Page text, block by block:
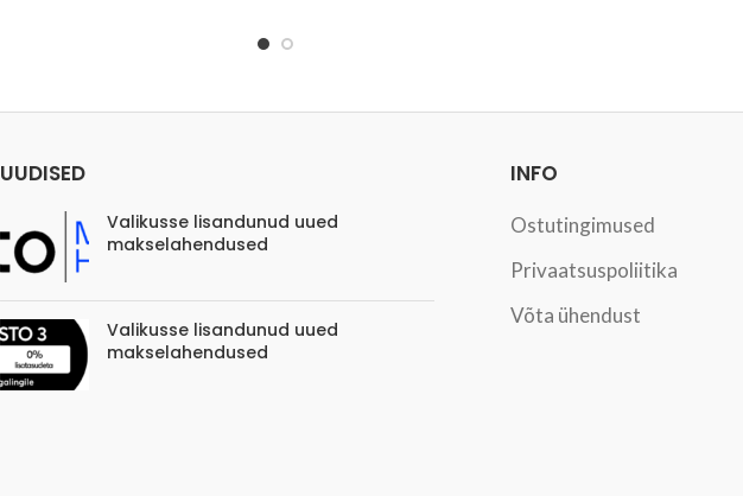
UUDISED
Valikusse lisandunud uued
makselahendused
Valikusse lisandunud uued
makselahendused
INFO
Ostutingimused
Privaatsuspoliitika
Võta ühendust